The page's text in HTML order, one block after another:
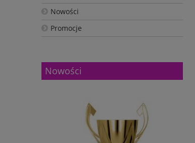
Nowości
Promocje
Nowości